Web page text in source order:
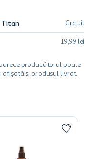
Titan Gratuit
19,99 lei
producătorul poate
afișată și produsul livrat.